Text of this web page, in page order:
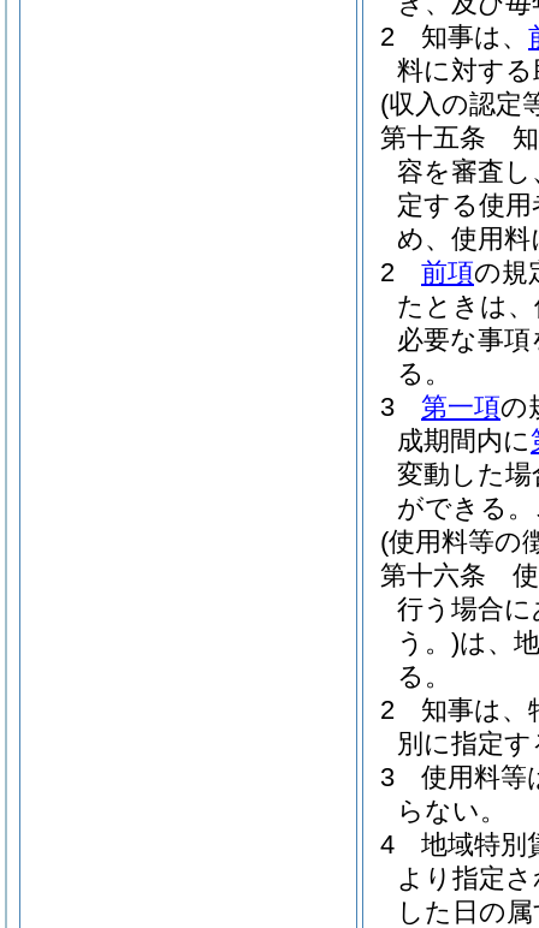
2
知事は、
料に対す
(収入の認定
第十五条
容を審査
定する使
め、使用
2
前項の規
たときは
必要な事
る。
3
第一項の
成期間内に
変動した
ができる。
(使用料等の
第十六条
行う場合
う。)は、
る。
2
知事は、
別に指定
3
使用料等
らない。
4
地域特別
より指定
した日の